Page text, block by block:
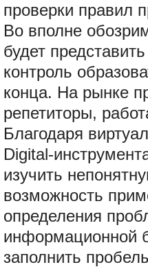
проверки правил
Во вполне
будет
контроль
конца. На рынке
репетиторы,
Благодаря
Digital-
изучить
возможность
определения
информационной
заполнить